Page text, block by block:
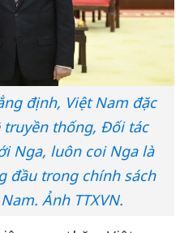
định, Việt Nam đặc
thống, Đối tác
Nga, luôn coi Nga là
đầu trong chính sách
Ảnh TTXVN.